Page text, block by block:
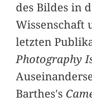
des Bildes in
Wissenschaft
letzten
Photography
Barthes's